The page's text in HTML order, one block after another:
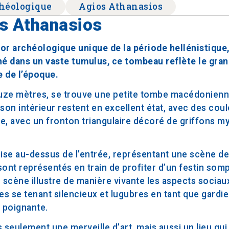
Agios Athanasios
Athanasios
archéologique unique de la période
dans un vaste tumulus, ce tombeau reflète le
l’époque.
mètres, se trouve une petite tombe
intérieur restent en excellent état, avec des
avec un fronton triangulaire décoré de griffons
au-dessus de l’entrée, représentant une scène
représentés en train de profiter d’un festin
illustre de manière vivante les aspects
se tenant silencieux et lugubres en tant que